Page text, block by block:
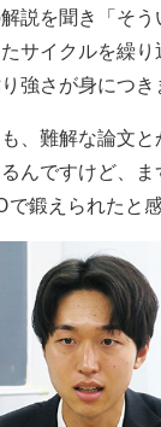
説を聞き「そ
サイクルを繰
強さが身につき
、難解な論文
んですけど、
鍛えられたと感